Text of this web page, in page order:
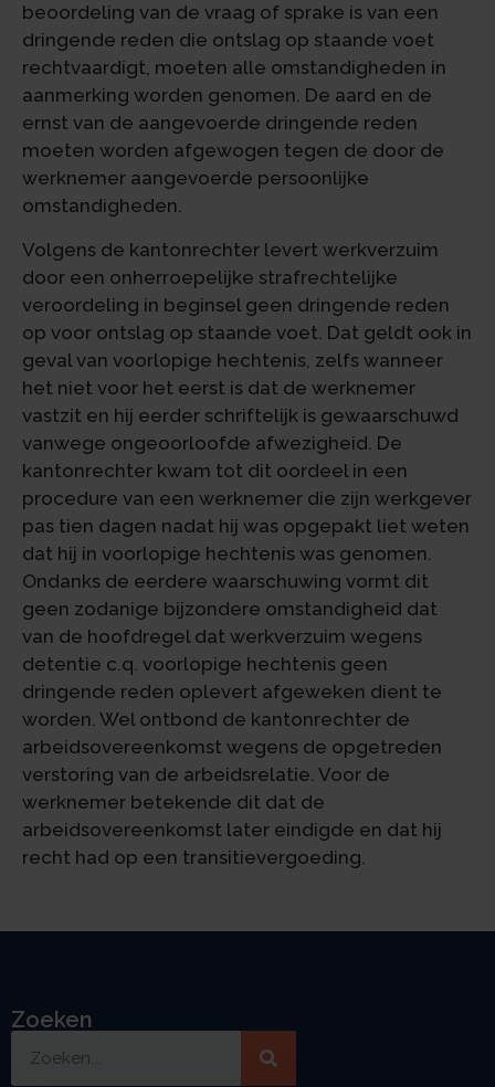
beoordeling van de vraag of sprake is van een
dringende reden die ontslag op staande voet
rechtvaardigt, moeten alle omstandigheden in
aanmerking worden genomen. De aard en de
ernst van de aangevoerde dringende reden
moeten worden afgewogen tegen de door de
werknemer aangevoerde persoonlijke
omstandigheden.
Volgens de kantonrechter levert werkverzuim
door een onherroepelijke strafrechtelijke
veroordeling in beginsel geen dringende reden
op voor ontslag op staande voet. Dat geldt ook in
geval van voorlopige hechtenis, zelfs wanneer
het niet voor het eerst is dat de werknemer
vastzit en hij eerder schriftelijk is gewaarschuwd
vanwege ongeoorloofde afwezigheid. De
kantonrechter kwam tot dit oordeel in een
procedure van een werknemer die zijn werkgever
pas tien dagen nadat hij was opgepakt liet weten
dat hij in voorlopige hechtenis was genomen.
Ondanks de eerdere waarschuwing vormt dit
geen zodanige bijzondere omstandigheid dat
van de hoofdregel dat werkverzuim wegens
detentie c.q. voorlopige hechtenis geen
dringende reden oplevert afgeweken dient te
worden. Wel ontbond de kantonrechter de
arbeidsovereenkomst wegens de opgetreden
verstoring van de arbeidsrelatie. Voor de
werknemer betekende dit dat de
arbeidsovereenkomst later eindigde en dat hij
recht had op een transitievergoeding.
Zoeken